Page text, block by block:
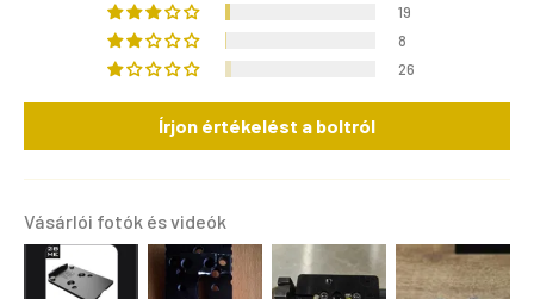
19
8
26
Írjon értékelést a boltról
Vásárlói fotók és videók